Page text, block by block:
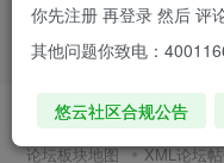
友链申请 内搜百度(内推)
隐私政策
XMl全站地图
论坛板块地图
XML论坛
你先注册 再登录 然后 评
其他问题你致电：
悠云社区合规公告